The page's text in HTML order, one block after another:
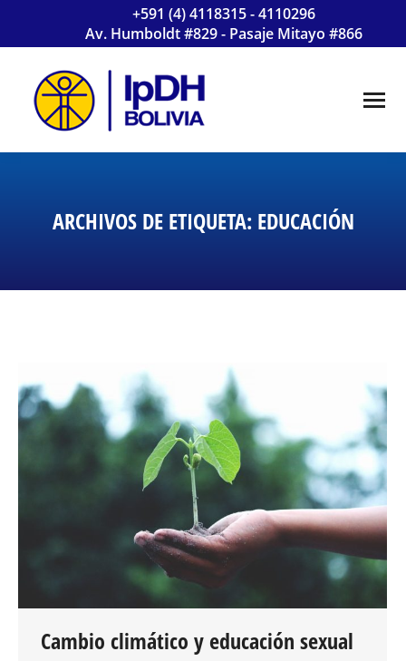
+591 (4) 4118315 - 4110296
Av. Humboldt #829 - Pasaje Mitayo #866
ARCHIVOS DE ETIQUETA: EDUCACIÓN
Cambio climático y educación sexual